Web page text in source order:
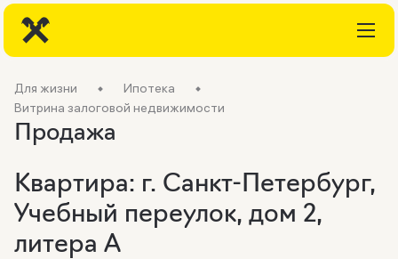
Для жизни
Ипотека
Витрина залоговой недвижимости
Продажа
Квартира: г. Санкт-Петербург,
Учебный переулок, дом 2,
литера А